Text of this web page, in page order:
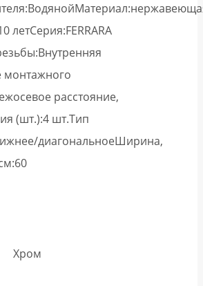
летСерия:FERRARA
монтажного
расстояние,
(шт.):4 шт.Тип
диагональноеШирина,
Хром